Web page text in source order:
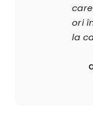
ori
la